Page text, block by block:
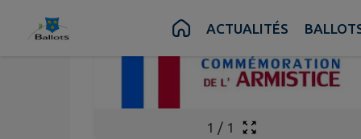
Contenu Recherche Pied de page
ACTUALITÉS
1 / 1